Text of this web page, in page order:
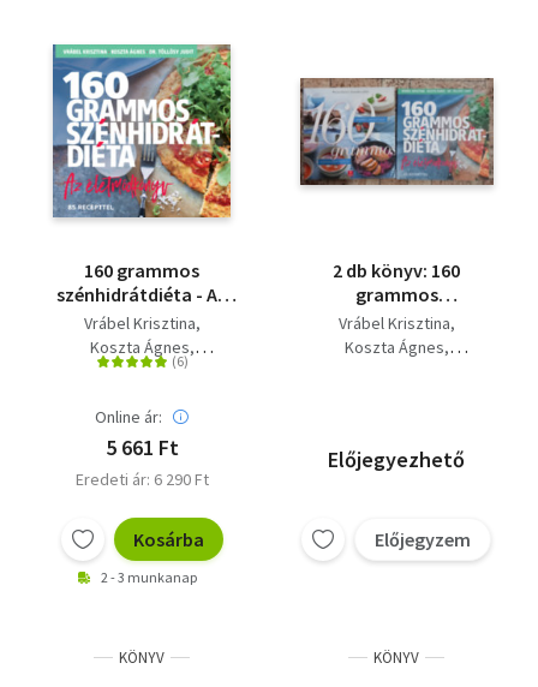
160 grammos
szénhidrátdiéta - Az
életmódkönyv - 85
recepttel
Vrábel Krisztina
Koszta Ágnes
Dr. Töllösy Judit
Online ár:
5 661 Ft
Eredeti ár: 6 290 Ft
Kosárba
2 - 3 munkanap
2 db könyv: 160
grammos
szénhidrátdiéta+160
grammos
Vrábel Krisztina
Koszta Ágnes
Előjegyezhető
Előjegyzem
KÖNYV KÖNYV